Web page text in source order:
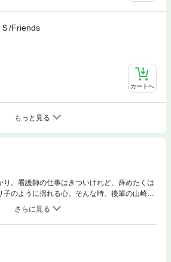
Ｓ/Friends
カートへ
もっと見る
り。看護師の仕事はきついけれど、辞めたくは
のように揺れる心。そんな時、後輩の山崎く
で近づいてきて…。大ヒットの恋愛アンソロジ
編、安達千夏が綴る大人の女の分岐点。